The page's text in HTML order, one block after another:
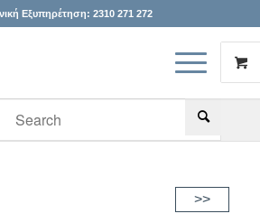
Εξυπηρέτηση:2310 271 272
>>